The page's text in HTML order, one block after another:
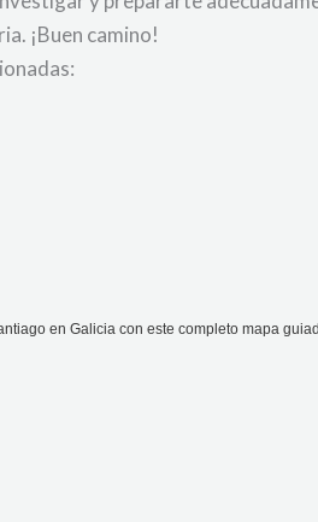
¡Buen camino!
en Galicia con este completo mapa